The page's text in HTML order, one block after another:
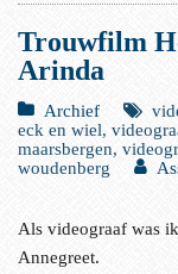
Trouwfilm
Arinda
Archief
eck en wiel,
maarsbergen,
woudenberg
Als videograaf was
Annegreet.